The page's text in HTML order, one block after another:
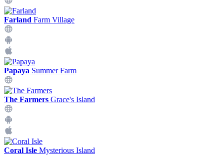
Farland Farm Village
Papaya Summer Farm
The Farmers Grace's Island
Coral Isle Mysterious Island